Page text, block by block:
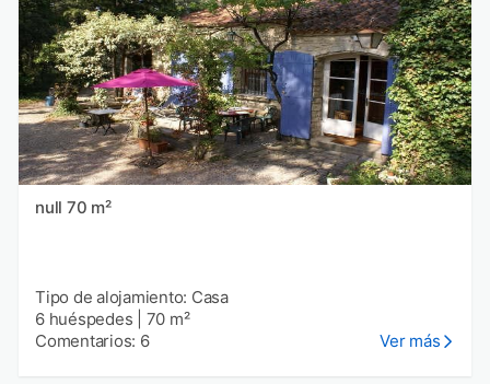
null 70 m²
Tipo de alojamiento: Casa
6 huéspedes
70 m²
Comentarios: 6
Ver más